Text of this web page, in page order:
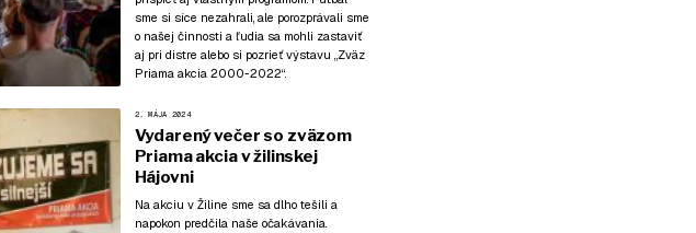
sme si síce nezahrali, ale porozprávali sme
o našej činnosti a ľudia sa mohli zastaviť
aj pri distre alebo si pozrieť výstavu „Zväz
Priama akcia 2000-2022“.
2. MÁJA 2024
Vydarený večer so zväzom
Priama akcia v žilinskej
Hájovni
Na akciu v Žiline sme sa dlho tešili a
napokon predčila naše očakávania.